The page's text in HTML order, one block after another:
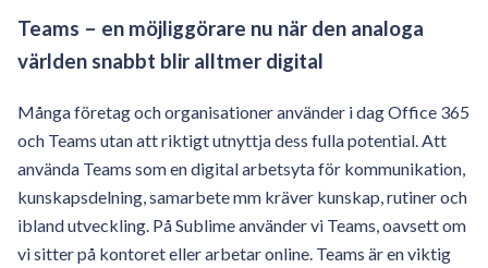
Teams – en möjliggörare nu när den analoga
världen snabbt blir alltmer digital
Många företag och organisationer använder i dag Office 365
och Teams utan att riktigt utnyttja dess fulla potential. Att
använda Teams som en digital arbetsyta för kommunikation,
kunskapsdelning, samarbete mm kräver kunskap, rutiner och
ibland utveckling. På Sublime använder vi Teams, oavsett om
vi sitter på kontoret eller arbetar online. Teams är en viktig